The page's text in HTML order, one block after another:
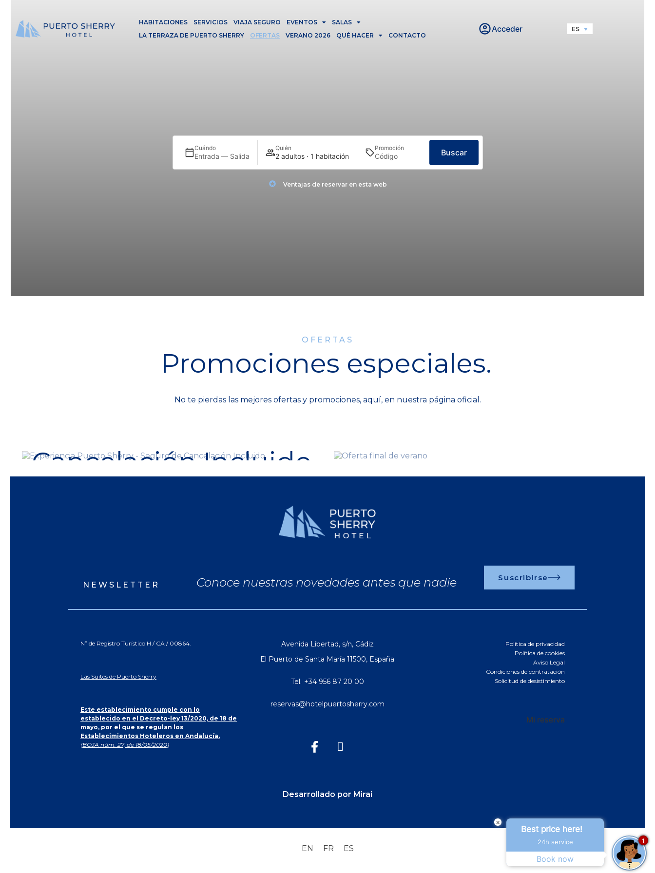
HABITACIONES SERVICIOS VIAJA SEGURO EVENTOS
SALAS
LA TERRAZA DE PUERTO SHERRY
OFERTAS VERANO 2026 QUÉ HACER CONTACTO
Acceder ES
Cuándo
Entrada — Salida
Quién
2 adultos · 1 habitación
Promoción Buscar
Ventajas de reservar en esta web
OFERTAS
Promociones especiales.
No te pierdas las mejores ofertas y promociones, aquí, en nuestra página oficial.
Experiencia Puerto
Cancelación Incluido
NEWSLETTER Conoce nuestras novedades antes que nadie Suscribirse
Nº de Registro Turístico H / CA / 00864.
Las Suites de Puerto Sherry
Este establecimiento cumple con lo
establecido en el Decreto-ley 13/2020, de 18 de
mayo, por el que se regulan los
Establecimientos Hoteleros en Andalucía.
(BOJA núm. 27, de 18/05/2020)
Avenida Libertad, s/n, Cádiz
El Puerto de Santa María 11500, España
Tel. +34 956 87 20 00
reservas@hotelpuertosherry.com
Política de privacidad
Política de cookies
Aviso Legal
Condiciones de contratación
Solicitud de desistimiento
Mi reserva
Desarrollado por Mirai
EN FR ES
×
Best price here!
24h service
Book now
1